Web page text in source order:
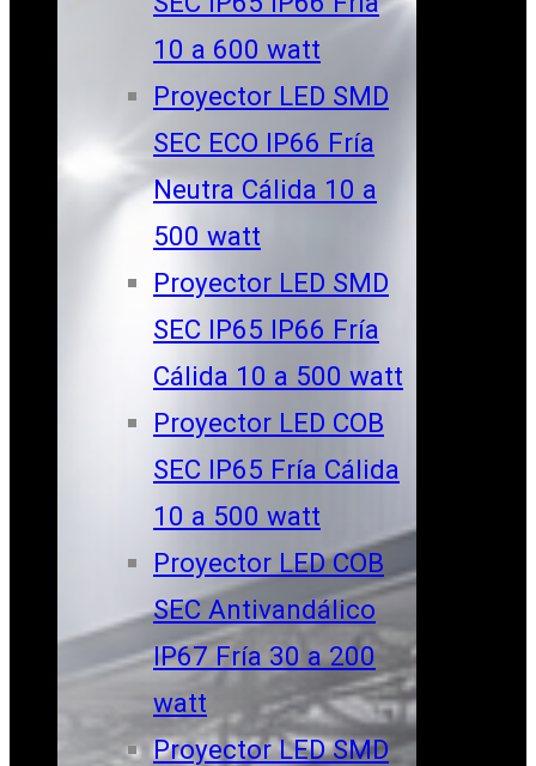
10 a 600 watt
Proyector LED SMD
SEC ECO IP66 Fría
Neutra Cálida 10 a
500 watt
Proyector LED SMD
SEC IP65 IP66 Fría
Cálida 10 a 500 watt
Proyector LED COB
SEC IP65 Fría Cálida
10 a 500 watt
Proyector LED COB
SEC Antivandálico
IP67 Fría 30 a 200
watt
Proyector LED SMD